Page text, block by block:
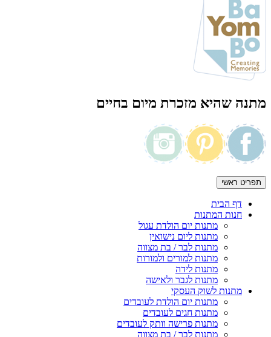
מתנה שהיא מזכרת מיום בחיים
תפריט ראשי
דף הבית
חנות המתנות
מתנות יום הולדת עגול
מתנות ליום נישואין
מתנות לבר / בת מצווה
מתנות למורים ולמורות
מתנות לידה
מתנות לגבר ולאישה
מתנות לשוק העסקי
מתנות יום הולדת לעובדים
מתנות חגים לעובדים
מתנות פרישה וותק לעובדים
מתנות לבר / בת מצווה